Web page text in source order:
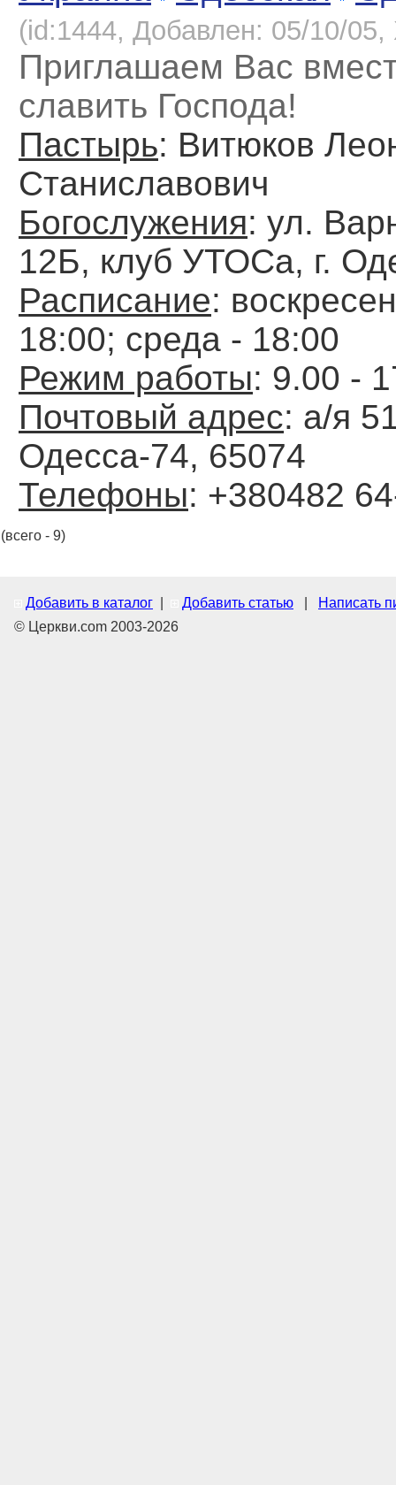
(id:1444, Добавлен: 05/10/05,
Приглашаем Вас
славить Господа!
Пастырь: Витюков
Станиславович
Богослужения: ул.
12Б, клуб УТОСа, г.
Расписание:
18:00; среда - 18:00
Режим работы: 9.00 -
Почтовый адрес: а/я
Одесса-74, 65074
Телефоны: +380482
(всего - 9)
Добавить в каталог Добавить статью
Написать
© Церкви.com 2003-2026